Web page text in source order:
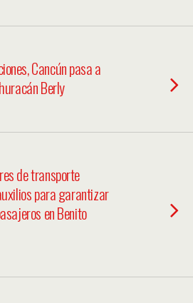
Cancún pasa a
Berly
de transporte
para garantizar
en Benito